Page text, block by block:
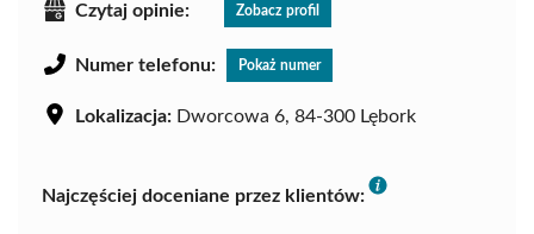
Czytaj opinie: Zobacz profil
Numer telefonu: Pokaż numer
Lokalizacja: Dworcowa 6, 84-300 Lębork
Najczęściej doceniane przez klientów: